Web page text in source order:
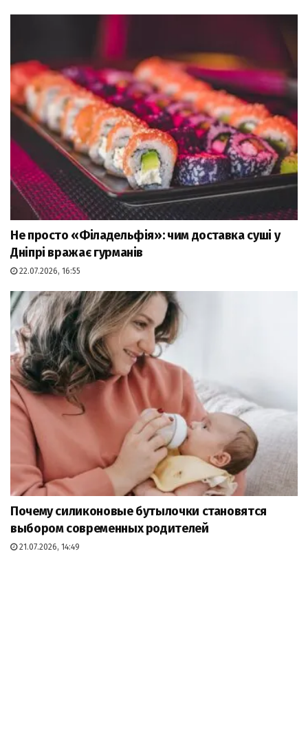
Не просто «Філадельфія»: чим доставка суші у
Дніпрі вражає гурманів
22.07.2026, 16:55
Почему силиконовые бутылочки становятся
выбором современных родителей
21.07.2026, 14:49